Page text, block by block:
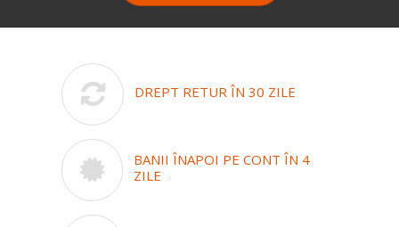
DREPT RETUR ÎN 30 ZILE
BANII ÎNAPOI PE CONT ÎN 4
ZILE